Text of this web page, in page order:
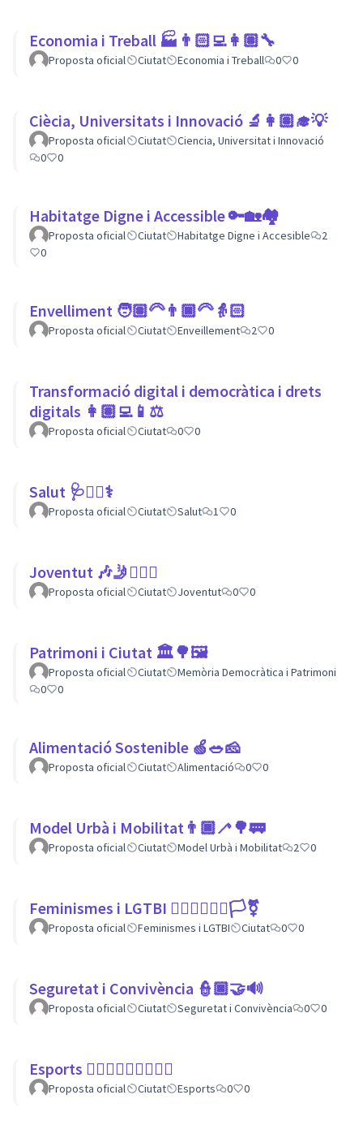
Economia i Treball 🏭👨🏻‍💻👩🏽‍🔧
Proposta oficial Ciutat Economia i Treball 0 0
Ciècia, Universitats i Innovació 🔬👩🏽‍🎓💡
Proposta oficial Ciutat
Ciencia, Universitat i Innovació
0
0
Habitatge Digne i Accessible 🔑🏡🏘
Proposta oficial Ciutat Habitatge Digne i Accesible
2
0
Envelliment 🧑🏽‍🦳👨🏿‍🦳👵🏻
Proposta oficial Ciutat Enveillement 2 0
Transformació digital i democràtica i drets
digitals 👩🏽‍💻📱⚖
Proposta oficial Ciutat 0 0
Salut 🩺👩‍⚕️⚕
Proposta oficial Ciutat Salut 1 0
Joventut 🎶🤳🙇🏽‍♀
Proposta oficial Ciutat Joventut 0 0
Patrimoni i Ciutat 🏛🌳🖼
Proposta oficial Ciutat
Memòria Democràtica i Patrimoni
0
0
Alimentació Sostenible 🍏🥗🧀
Proposta oficial Ciutat Alimentació 0 0
Model Urbà i Mobilitat👨🏿‍🦯🌳🚃
Proposta oficial Ciutat Model Urbà i Mobilitat 2 0
Feminismes i LGTBI 💁🏽‍♀👩‍❤️‍👩🏳️‍⚧️
Proposta oficial Feminismes i LGTBI Ciutat 0 0
Seguretat i Convivència 👮🏿🤝🔊
Proposta oficial Ciutat Seguretat i Convivència 0 0
Esports 🏃🏾‍♀⛹🏼‍♀🏄🏼‍♂
Proposta oficial Ciutat Esports 0 0